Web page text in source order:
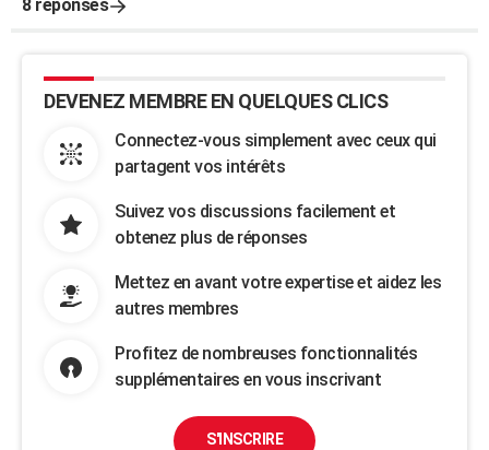
8 réponses
DEVENEZ MEMBRE EN QUELQUES CLICS
Connectez-vous simplement avec ceux qui
partagent vos intérêts
Suivez vos discussions facilement et
obtenez plus de réponses
Mettez en avant votre expertise et aidez les
autres membres
Profitez de nombreuses fonctionnalités
supplémentaires en vous inscrivant
S'INSCRIRE